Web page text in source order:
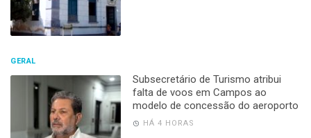
GERAL
Subsecretário de Turismo atribui
falta de voos em Campos ao
modelo de concessão do aeroporto
HÁ 4 HORAS